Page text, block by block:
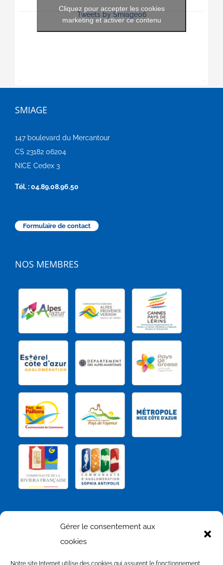
Gérer le consentement aux
cookies
Notre site Internet utilise des cookies qui assurent le fonctionnement
Tweets by Smiage06
Cliquez pour accepter les cookies
marketing et activer ce contenu
SMIAGE
147 boulevard du Mercantour
CS 23182 06204
NICE Cedex 3
Tél. : 04.89.08.96.50
Formulaire de contact
NOS MEMBRES
NOS PARTENAIRES